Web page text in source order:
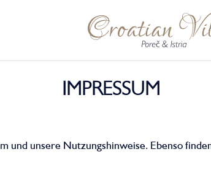
IMPRESSUM
und unsere Nutzungshinweise. Ebenso